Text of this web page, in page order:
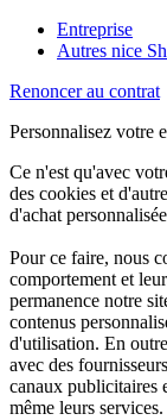
Entreprise
Autres nice
Renoncer au contrat
Personnalisez votre
Ce n'est qu'avec
des cookies et
d'achat
Pour ce faire, nous
comportement et
permanence notre
contenus
d'utilisation. En
avec des
canaux publicitaires
même leurs services.